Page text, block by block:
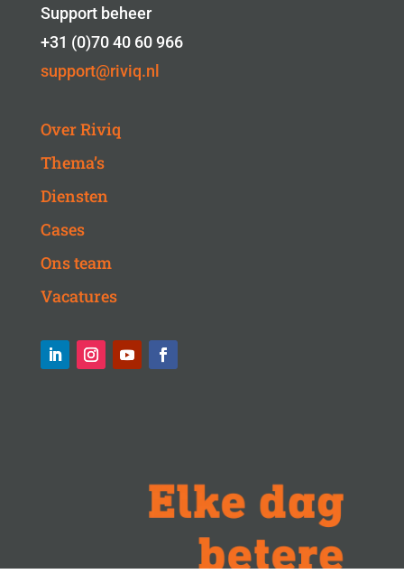
Support beheer
+31 (0)70 40 60 966
support@riviq.nl
Over Riviq
Thema’s
Diensten
Cases
Ons team
Vacatures